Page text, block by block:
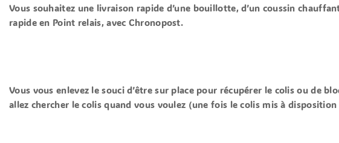
Vous souhaitez une livraison rapide d’une bouillotte, d’un coussin
rapide en Point relais, avec Chronopost.
Vous vous enlevez le souci d’être sur place pour récupérer le colis ou de
allez chercher le colis quand vous voulez (une fois le colis mis à